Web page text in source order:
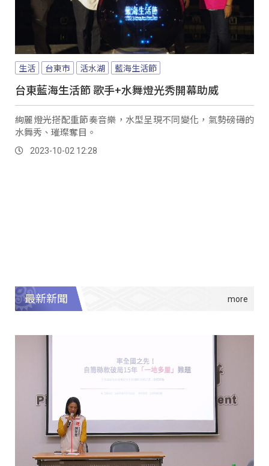
生活 台東市 活水湖 藍海生活節
台東藍海生活節 歌手+水舞燈光秀開幕助威
絢麗燈光搭配重節奏音樂，水型呈現不同變化，氣勢磅礡的
水舞秀、璀璨奪目。
2023-10-02 12:28
最新新聞